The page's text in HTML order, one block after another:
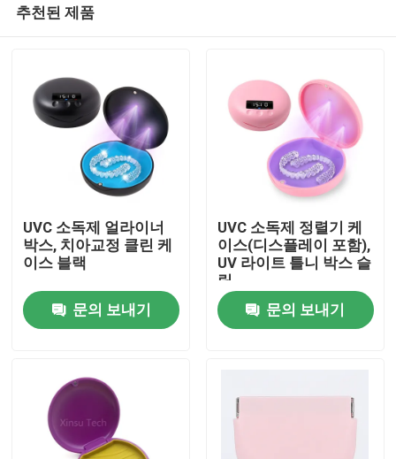
우리에 대하여
추천된 제품
UVC 소독제 얼라이너
박스, 치아교정 클린 케
이스 블랙
문의 보내기
UVC 소독제 정렬기 케
이스(디스플레이 포함),
UV 라이트 틀니 박스 슬
림
문의 보내기